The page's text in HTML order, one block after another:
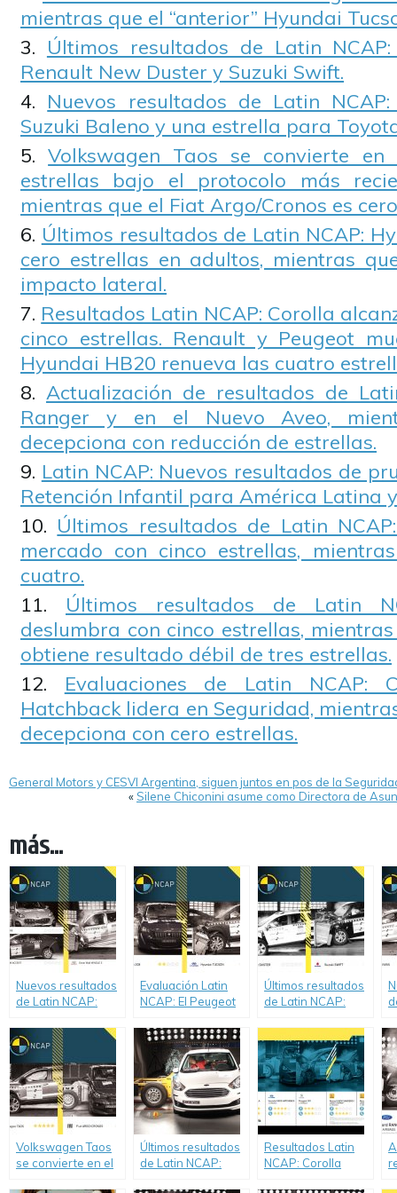
mientras que el “anterior” Hyundai
Últimos resultados de Latin
Renault New Duster y Suzuki Swift.
Nuevos resultados de Latin
Suzuki Baleno y una estrella para
Volkswagen Taos se convierte
estrellas bajo el protocolo más
mientras que el Fiat Argo/Cronos es
Últimos resultados de Latin NCAP:
cero estrellas en adultos, mientras
impacto lateral.
Resultados Latin NCAP: Corolla
cinco estrellas. Renault y Peugeot
Hyundai HB20 renueva las cuatro
Actualización de resultados de
Ranger y en el Nuevo Aveo,
decepciona con reducción de estrellas.
Latin NCAP: Nuevos resultados de
Retención Infantil para América Latina
Últimos resultados de Latin
mercado con cinco estrellas,
cuatro.
Últimos resultados de Latin
deslumbra con cinco estrellas,
obtiene resultado débil de tres estrellas.
Evaluaciones de Latin NCAP:
Hatchback lidera en Seguridad,
decepciona con cero estrellas.
General Motors y CESVI Argentina, siguen juntos en pos de la
«Silene Chiconini asume como Directora de
más...
Nuevos resultados
de Latin NCAP:
Sportage, nuevo
Accent y Wingle 5.
Evaluación Latin
NCAP: El Peugeot
estrellas, mientras
que el “anterior”
Hyundai Tucson
obtuvo cero.
Últimos resultados
de Latin NCAP:
Duster y Suzuki
Swift.
Volkswagen Taos
se convierte en el
Últimos resultados
de Latin NCAP:
Resultados Latin
NCAP: Corolla